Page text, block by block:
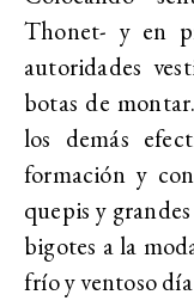
Thonet- y en
autoridades
botas de
los demás
formación y
quepis y
bigotes a la
frío y ventoso